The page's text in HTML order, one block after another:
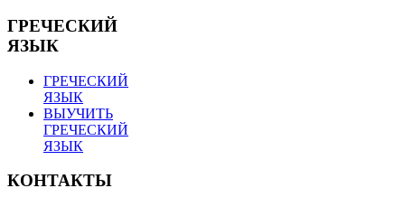
ГРЕЧЕСКИЙ
ЯЗЫК
ГРЕЧЕСКИЙ
ЯЗЫК
ВЫУЧИТЬ
ГРЕЧЕСКИЙ
ЯЗЫК
КОНТАКТЫ